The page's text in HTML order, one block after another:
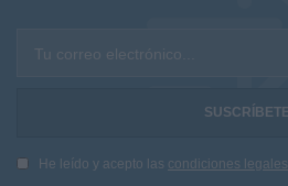
Tu correo electrónico...
He leído y acepto las condiciones legales